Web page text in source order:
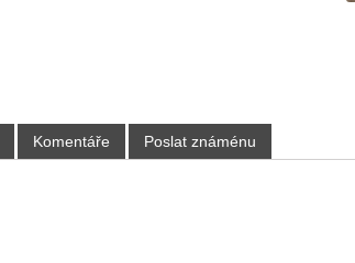
Komentáře Poslat známénu